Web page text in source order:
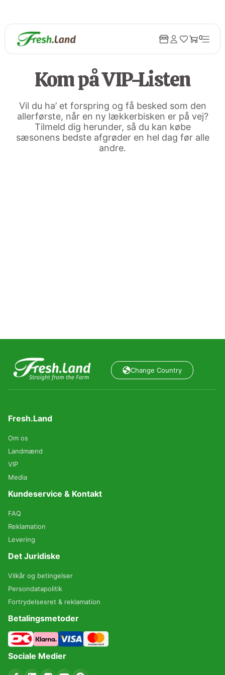
0
Kom på VIP-Listen
Vil du ha’ et forspring og få besked som den
allerførste, når en ny lækkerbisken er på vej?
Tilmeld dig herunder, så du kan købe
sæsonens bedste afgrøder en hel dag før alle
andre.
Change Country
Fresh.Land
Om os
Landmænd
VIP
Media
Kundeservice & Kontakt
FAQ
Reklamation
Levering
Det Juridiske
Vilkår og betingelser
Persondatapolitik
Fortrydelsesret & reklamation
Betalingsmetoder
Sociale Medier